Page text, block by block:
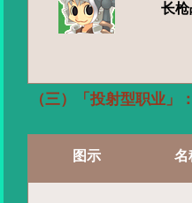
长枪
（三）「投射型职业」
图示 名